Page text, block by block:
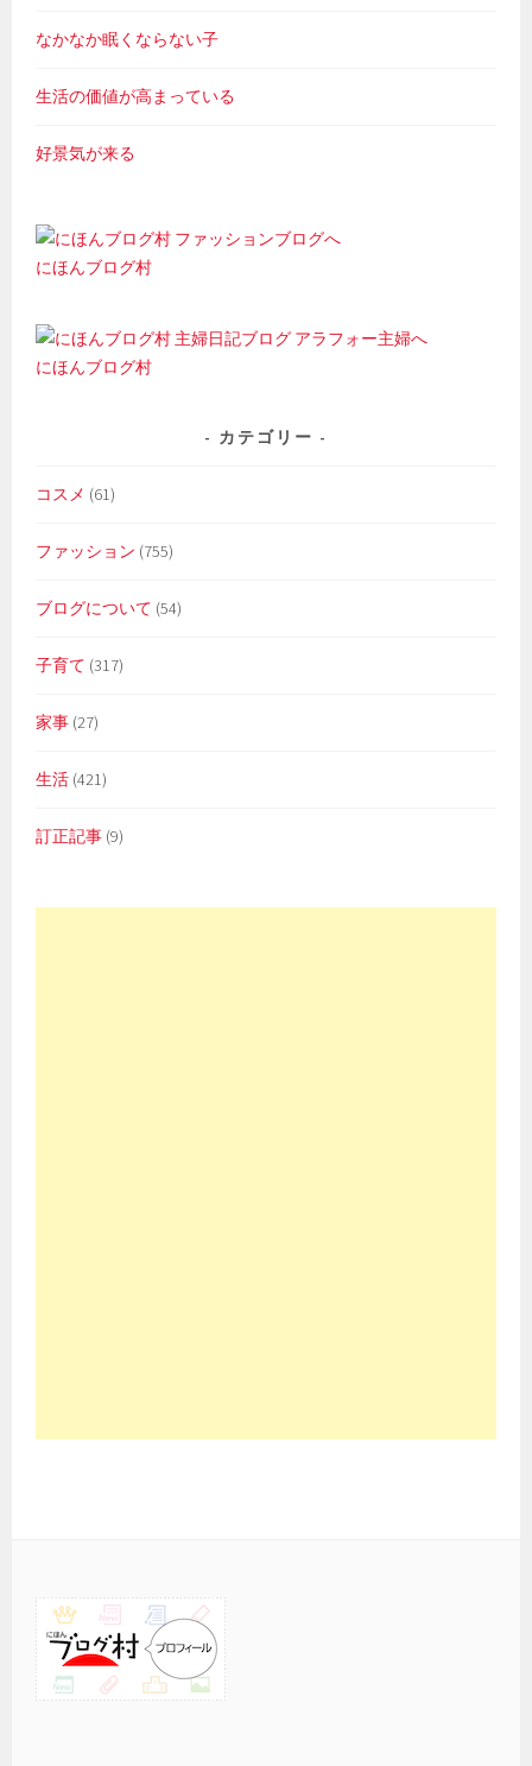
なかなか眠くならない子
生活の価値が高まっている
好景気が来る
にほんブログ村
にほんブログ村
カテゴリー
コスメ (61)
ファッション (755)
ブログについて (54)
子育て (317)
家事 (27)
生活 (421)
訂正記事 (9)